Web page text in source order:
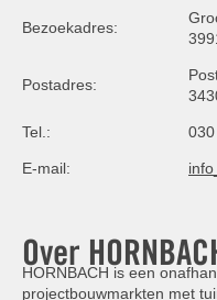
Bezoekadres:
Postadres:
Tel.:
E-mail:
Over
HORNBACH is een
projectbouwmarkten met